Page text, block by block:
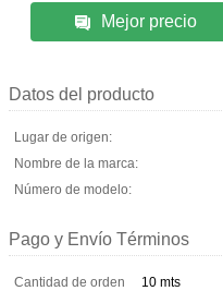
Mejor precio
Datos del producto
Lugar de origen:
Nombre de la marca:
Número de modelo:
Pago y Envío Términos
Cantidad de orden
10 mts